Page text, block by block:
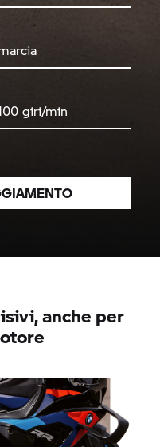
giri/min
anche per